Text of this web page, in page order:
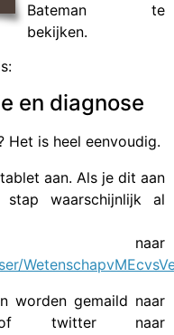
Bateman te
bekijken.
en diagnose
Het is heel eenvoudig.
aan. Als je dit aan
waarschijnlijk al
worden gemaild naar
twitter naar